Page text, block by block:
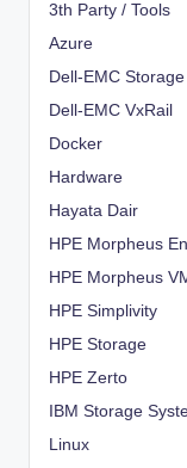
3th Party / Tools
Azure
Dell-EMC Storage
Dell-EMC VxRail
Docker
Hardware
Hayata Dair
HPE Morpheus
HPE Morpheus
HPE Simplivity
HPE Storage
HPE Zerto
IBM Storage
Linux